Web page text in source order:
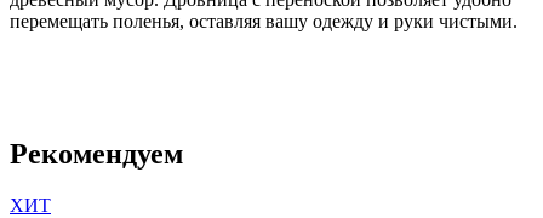
перемещать поленья, оставляя вашу одежду и руки чистыми.
Рекомендуем
ХИТ